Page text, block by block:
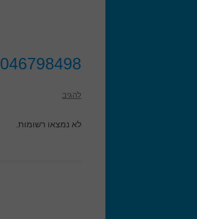
046798498
להגיב
לא נמצאו רשומות.